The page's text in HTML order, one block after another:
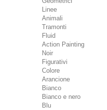
Linee
Animali
Tramonti
Fluid
Action Painting
Noir
Figurativi
Colore
Arancione
Bianco
Bianco e nero
Blu